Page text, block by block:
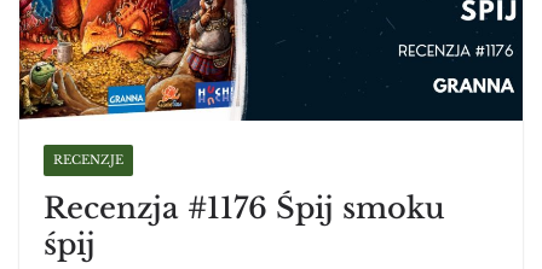
RECENZJE
Recenzja #1176 Śpij smoku
śpij